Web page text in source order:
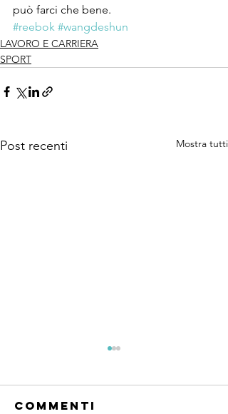
può farci che bene.
#reebok #wangdeshun
LAVORO E CARRIERA
SPORT
Post recenti Mostra tutti
Commenti